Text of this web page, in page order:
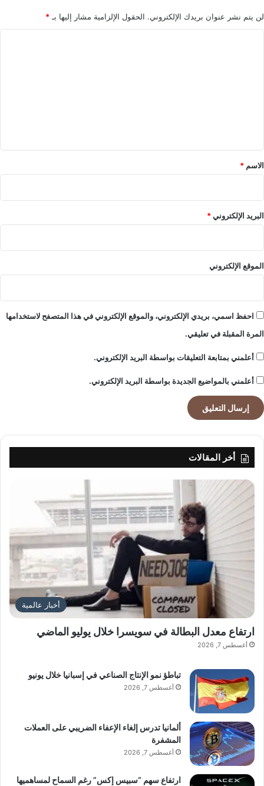
خ
ب
ة
لن يتم نشر عنوان بريدك الإلكتروني. الحقول الإلزامية مشار إليها بـ*
*
الاسم *
البريد الإلكتروني*
الموقع الإلكتروني
احفظ اسمي، بريدي الإلكتروني، والموقع الإلكتروني في هذا المتصفح لاستخدامها
المرة المقبلة في تعليقي.
أعلمني بمتابعة التعليقات بواسطة البريد الإلكتروني.
أعلمني بالمواضيع الجديدة بواسطة البريد الإلكتروني.
أخر المقالات
أخبار عالمية
ارتفاع معدل البطالة في سويسرا خلال يوليو الماضي
أغسطس 7, 2026
تباطؤ نمو الإنتاج الصناعي في إسبانيا خلال يونيو
أغسطس 7, 2026
ألمانيا تدرس إلغاء الإعفاء الضريبي على العملات
المشفرة
أغسطس 7, 2026
ارتفاع سهم “سبيس إكس” رغم السماح لمساهميها